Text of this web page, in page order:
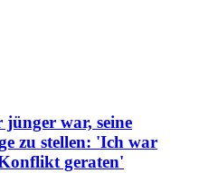
jünger war, seine
zu stellen: 'Ich war
geraten'